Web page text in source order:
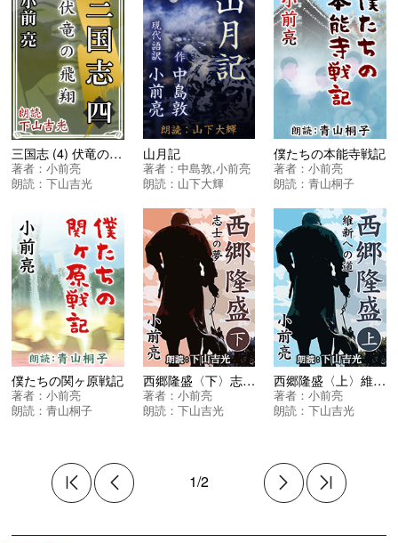
三国志 (4) 伏竜の飛翔
著者：小前亮
朗読：下山吉光
山月記
著者： 中島敦,小前亮
朗読： 山下大輝
僕たちの本能寺戦記
著者：小前亮
朗読：青山桐子
僕たちの関ヶ原戦記
著者：小前亮
朗読：青山桐子
西郷隆盛〈下〉志士の夢
著者： 小前亮
朗読： 下山吉光
西郷隆盛〈上〉維新への道
著者：小前亮
朗読：下山吉光
1/2